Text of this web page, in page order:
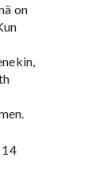
on
14